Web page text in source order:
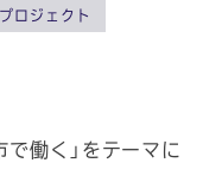
プロジェクト
働く」をテーマに